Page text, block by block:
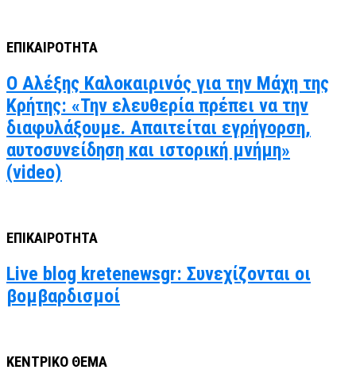
ΕΠΙΚΑΙΡΟΤΗΤΑ
Ο Αλέξης Καλοκαιρινός για την Μάχη της
Κρήτης: «Την ελευθερία πρέπει να την
διαφυλάξουμε. Απαιτείται εγρήγορση,
αυτοσυνείδηση και ιστορική μνήμη»
(video)
ΕΠΙΚΑΙΡΟΤΗΤΑ
Live blog kretenewsgr: Συνεχίζονται οι
βομβαρδισμοί
ΚΕΝΤΡΙΚΟ ΘΕΜΑ